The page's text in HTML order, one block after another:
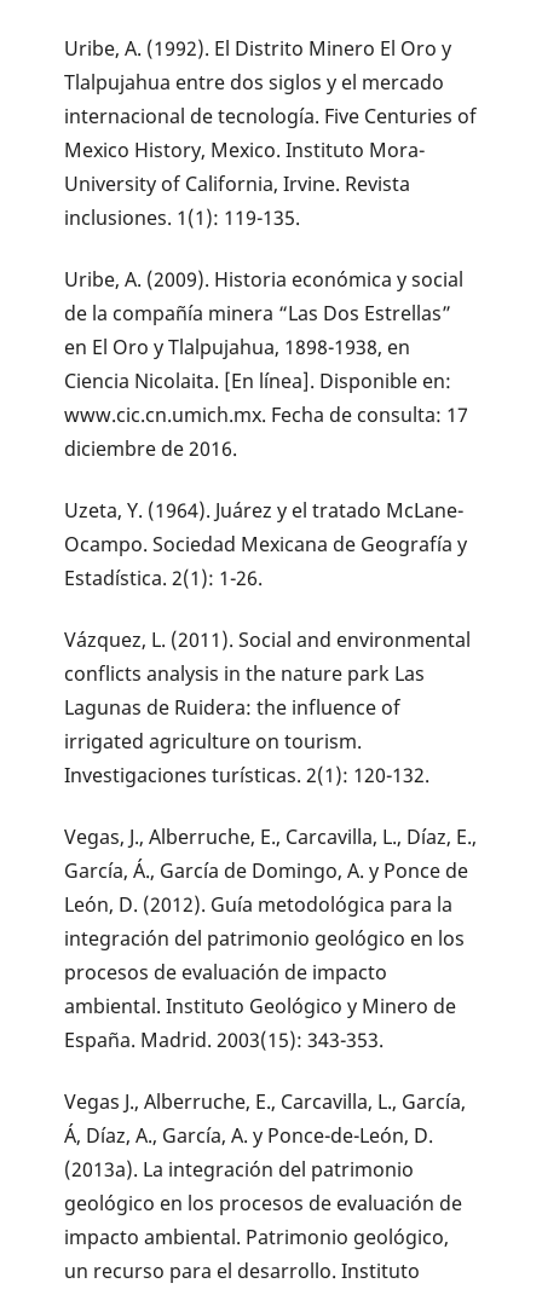
Uribe, A. (1992). El Distrito Minero El Oro y
Tlalpujahua entre dos siglos y el mercado
internacional de tecnología. Five Centuries of
Mexico History, Mexico. Instituto Mora-
University of California, Irvine. Revista
inclusiones. 1(1): 119-135.
Uribe, A. (2009). Historia económica y social
de la compañía minera “Las Dos Estrellas”
en El Oro y Tlalpujahua, 1898-1938, en
Ciencia Nicolaita. [En línea]. Disponible en:
www.cic.cn.umich.mx. Fecha de consulta: 17
diciembre de 2016.
Uzeta, Y. (1964). Juárez y el tratado McLane-
Ocampo. Sociedad Mexicana de Geografía y
Estadística. 2(1): 1-26.
Vázquez, L. (2011). Social and environmental
conflicts analysis in the nature park Las
Lagunas de Ruidera: the influence of
irrigated agriculture on tourism.
Investigaciones turísticas. 2(1): 120-132.
Vegas, J., Alberruche, E., Carcavilla, L., Díaz, E.,
García, Á., García de Domingo, A. y Ponce de
León, D. (2012). Guía metodológica para la
integración del patrimonio geológico en los
procesos de evaluación de impacto
ambiental. Instituto Geológico y Minero de
España. Madrid. 2003(15): 343-353.
Vegas J., Alberruche, E., Carcavilla, L., García,
Á, Díaz, A., García, A. y Ponce-de-León, D.
(2013a). La integración del patrimonio
geológico en los procesos de evaluación de
impacto ambiental. Patrimonio geológico,
un recurso para el desarrollo. Instituto